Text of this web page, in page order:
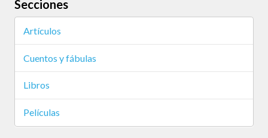
Secciones
Artículos
Cuentos y fábulas
Libros
Películas